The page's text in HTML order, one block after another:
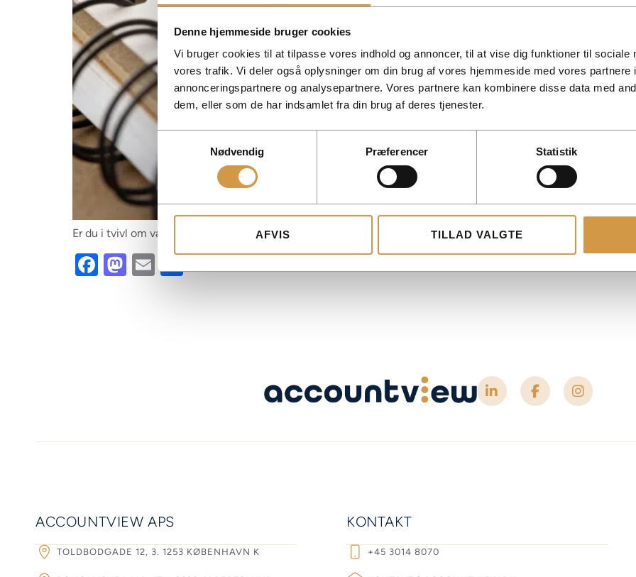
Denne hjemmeside bruger cookies
Vi bruger cookies til at tilpasse vores indhold og annoncer, til at vise dig funktioner til sociale
vores trafik. Vi deler også oplysninger om din brug af vores hjemmeside med vores partnere
annonceringspartnere og analysepartnere. Vores partnere kan kombinere disse data med
dem, eller som de har indsamlet fra din brug af deres tjenester.
Nødvendig
Præferencer Statistik
AFVIS TILLAD VALGTE
Er du i tvivl om valg af virksomhedsform? Få overblik over EMV, I/S, ApS og A/S og deres forskelle.
Facebook
Mastodon
EmailShare
ACCOUNTVIEW APS
TOLDBODGADE 12, 3. 1253 KØBENHAVN K
KONTAKT
+45 3014 8070